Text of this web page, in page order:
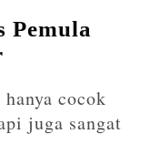
Pemula
cocok
juga sangat